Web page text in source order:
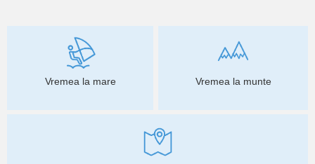
Vremea la mare Vremea la munte